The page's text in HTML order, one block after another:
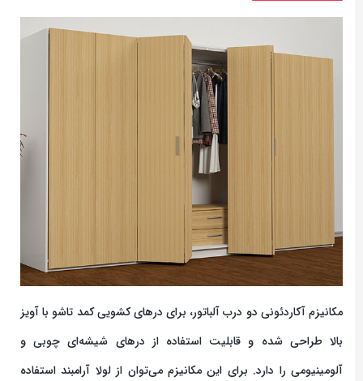
مکانیزم آکاردئونی دو درب آلباتور، برای درهای کشویی کمد تاشو با آویز
بالا طراحی شده و قابلیت استفاده از درهای شیشه‌ای چوبی و
آلومینیومی را دارد. برای این مکانیزم می‌توان از لولا آرامبند استفاده